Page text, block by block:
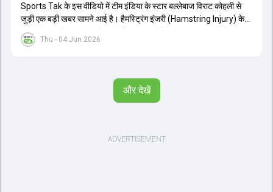
Thu - 04 Jun 2026
Sports Tak के इस वीडियो में टीम इंडिया के स्टार बल्लेबाज विराट कोहली से
जुड़ी एक बड़ी खबर सामने आई है। हैमस्ट्रिंग इंजरी (Hamstring Injury) के
कारण विराट कोहली अफगानिस्तान के खिलाफ होने वाली आगामी तीन मैचों की
वनडे सीरीज से बाहर हो गए हैं। भारत और अफगानिस्तान के बीच इस वनडे सीरीज
खत्म हुए आईपीएल में शानदार प्रदर्शन करने वाले विराट कोहली का इस सीरीज से
बाहर होना भारतीय फैंस के लिए एक बहुत बड़ा झटका है। यह वनडे सीरीज 2027
और देखें